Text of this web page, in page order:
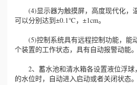
(4)显示器为触摸屏，高度现代化，
可以分别达到±0.1℃，±1cm。
(5)控制系统具有远程控制功能，能
个装置的工作状态，具有自动报警动能。
2、蓄水池和清水箱各设置液位浮球
的水位时，自动进入启动或者关闭状态。